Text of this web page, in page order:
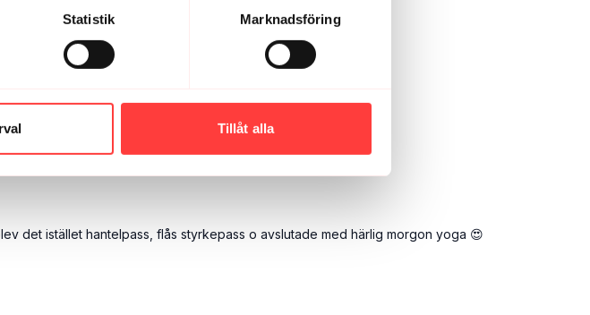
Statistik Marknadsföring
Tillåt alla
Blev skivstången idag vilket funkade finfint 😊
det istället hantelpass, flås styrkepass o avslutade med härlig morgon yoga 😍